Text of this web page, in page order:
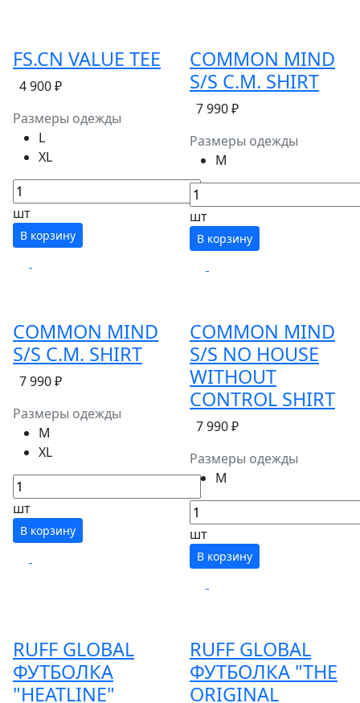
FS.CN VALUE TEE
4 900 ₽
Размеры одежды
L
XL
шт
В корзину
COMMON MIND
S/S C.M. SHIRT
7 990 ₽
Размеры одежды
M
шт
В корзину
COMMON MIND
S/S C.M. SHIRT
7 990 ₽
Размеры одежды
M
XL
шт
В корзину
COMMON MIND
S/S NO HOUSE
WITHOUT
CONTROL SHIRT
7 990 ₽
Размеры одежды
M
шт
В корзину
RUFF GLOBAL
ФУТБОЛКА
"HEATLINE"
RUFF GLOBAL
ФУТБОЛКА "THE
ORIGINAL